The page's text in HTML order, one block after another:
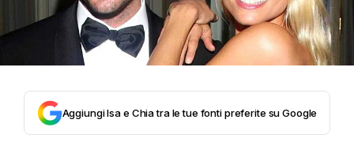
Aggiungi Isa e Chia tra le tue fonti preferite su Google